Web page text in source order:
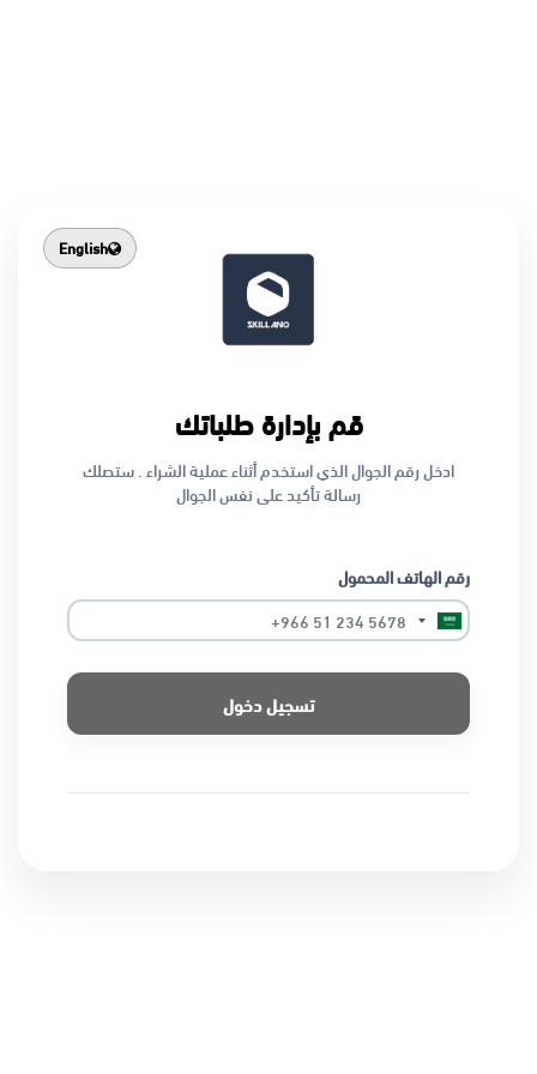
English
قم بإدارة طلباتك
ادخل رقم الجوال الذي استخدم أثناء عملية الشراء . ستصلك
رسالة تأكيد على نفس الجوال
رقم الهاتف المحمول
تسجيل دخول